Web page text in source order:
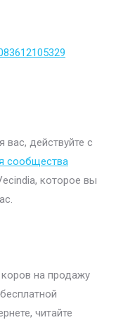
вас, действуйте с
сообщества
которое вы
на продажу
читайте